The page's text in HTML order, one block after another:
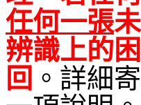
任何一張
辨識上的
回 。詳細